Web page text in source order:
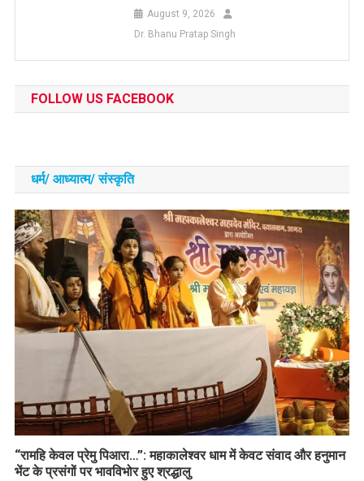
August 9, 2026
Dr. Bhanu Pratap Singh
FOLLOW US FACEBOOK
धर्म/ आध्‍यात्‍म/ संस्‍कृति
​“रामहि केवल प्रेमु पिआरा…”: महाकालेश्वर धाम में केवट संवाद और हनुमान
भेंट के प्रसंगों पर भावविभोर हुए श्रद्धालु